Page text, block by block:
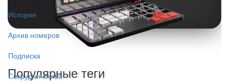
История
Архив номеров
Подписка
Сотрудничество
Популярные теги